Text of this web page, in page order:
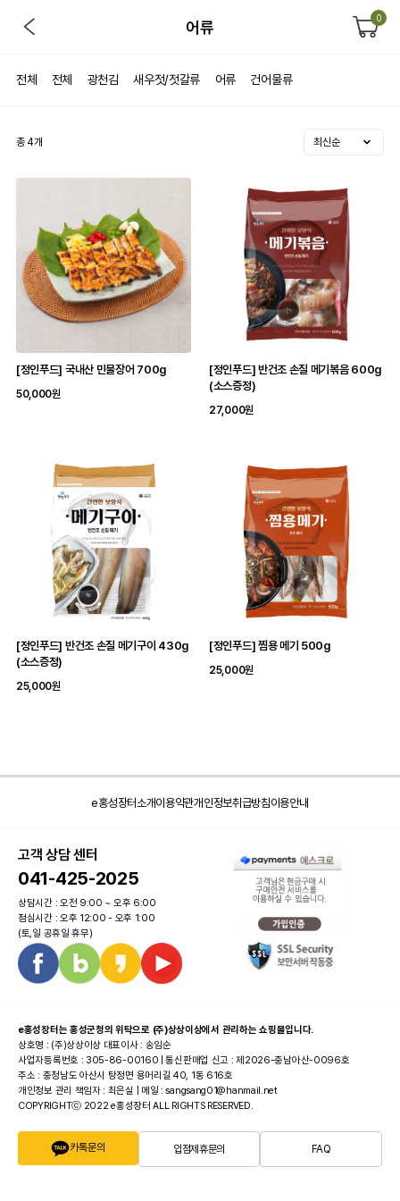
어류 0
전체 전체 광천김 새우젓/젓갈류 어류 건어물류
총 4개
[정인푸드] 국내산 민물장어 700g
50,000원
[정인푸드] 반건조 손질 메기볶음 600g
(소스증정)
27,000원
[정인푸드] 반건조 손질 메기구이 430g
(소스증정)
25,000원
[정인푸드] 찜용 메기 500g
25,000원
e홍성장터소개이용약관개인정보취급방침이용안내
고객 상담 센터
041-425-2025
상담시간 : 오전 9:00 ~ 오후 6:00
점심시간 : 오후 12:00 - 오후 1:00
(토,일 공휴일 휴무)
e홍성장터는 홍성군청의 위탁으로 (주)상상이상에서 관리하는 쇼핑몰입니다.
상호명 : (주)상상이상 대표이사 : 송임순
사업자등록번호 : 305-86-00160 | 통신판매업 신고 : 제2026-충남아산-0096호
주소 : 충청남도 아산시 탕정면 용머리길 40, 1동 616호
개인정보 관리 책임자 : 최은실 | 메일 : sangsang01@hanmail.net
COPYRIGHTⓒ 2022 e홍성장터 ALL RIGHTS RESERVED.
카톡문의 입점제휴문의 FAQ